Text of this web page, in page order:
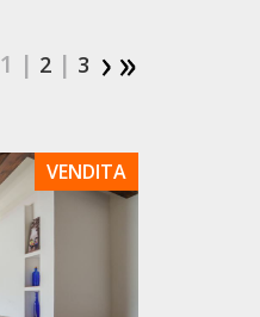
1 | 2| 3
VENDITA